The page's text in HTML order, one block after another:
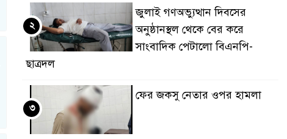
জুলাই গণঅভ্যুত্থান দিবসের
অনুষ্ঠানস্থল থেকে বের করে
সাংবাদিক পেটালো বিএনপি-
ছাত্রদল
২
ফের জকসু নেতার ওপর হামলা
৩